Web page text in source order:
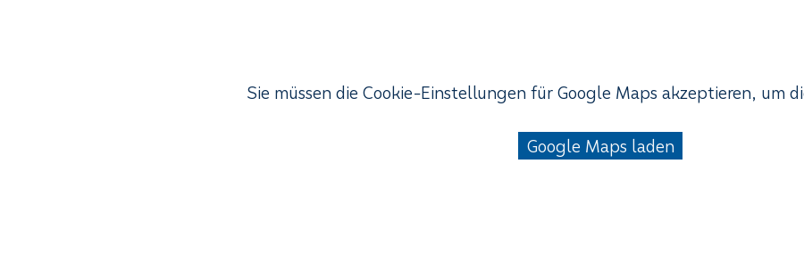
Sie müssen die Cookie-Einstellungen für Google Maps akzeptieren, um
Google Maps laden